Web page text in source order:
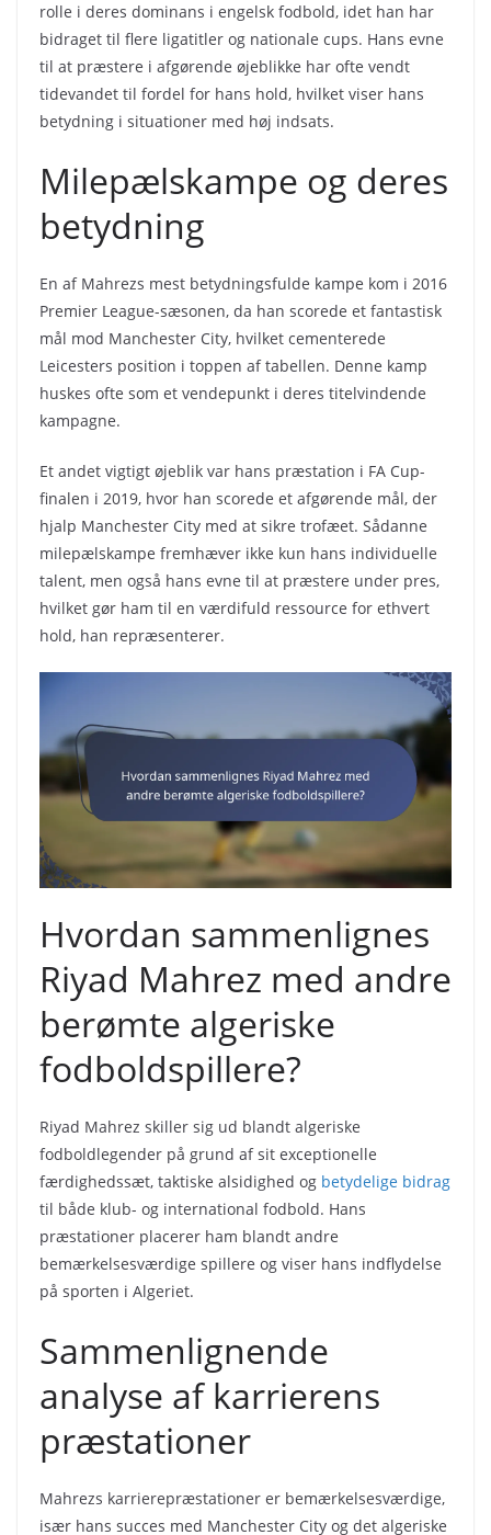
rolle i deres dominans i engelsk fodbold, idet han har
bidraget til flere ligatitler og nationale cups. Hans evne
til at præstere i afgørende øjeblikke har ofte vendt
tidevandet til fordel for hans hold, hvilket viser hans
betydning i situationer med høj indsats.
Milepælskampe og deres
betydning
En af Mahrezs mest betydningsfulde kampe kom i 2016
Premier League-sæsonen, da han scorede et fantastisk
mål mod Manchester City, hvilket cementerede
Leicesters position i toppen af tabellen. Denne kamp
huskes ofte som et vendepunkt i deres titelvindende
kampagne.
Et andet vigtigt øjeblik var hans præstation i FA Cup-
finalen i 2019, hvor han scorede et afgørende mål, der
hjalp Manchester City med at sikre trofæet. Sådanne
milepælskampe fremhæver ikke kun hans individuelle
talent, men også hans evne til at præstere under pres,
hvilket gør ham til en værdifuld ressource for ethvert
hold, han repræsenterer.
Hvordan sammenlignes
Riyad Mahrez med andre
berømte algeriske
fodboldspillere?
Riyad Mahrez skiller sig ud blandt algeriske
fodboldlegender på grund af sit exceptionelle
færdighedssæt, taktiske alsidighed og betydelige bidrag
til både klub- og international fodbold. Hans
præstationer placerer ham blandt andre
bemærkelsesværdige spillere og viser hans indflydelse
på sporten i Algeriet.
Sammenlignende
analyse af karrierens
præstationer
Mahrezs karrierepræstationer er bemærkelsesværdige,
især hans succes med Manchester City og det algeriske